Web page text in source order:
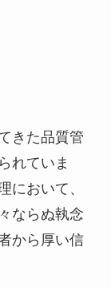
きた品質管
れていま
において、
ならぬ執念
から厚い信